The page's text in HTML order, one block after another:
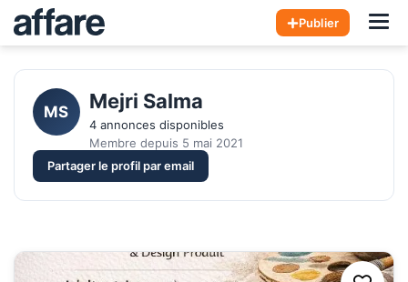
Publier
MS Mejri Salma
4 annonces disponibles
Membre depuis 5 mai 2021
Partager le profil par email